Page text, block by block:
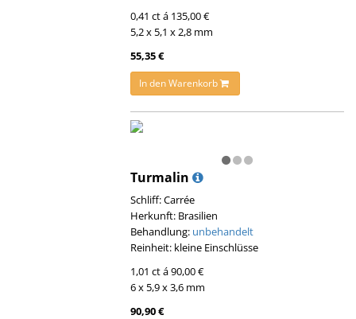
0,41 ct á 135,00 €
5,2 x 5,1 x 2,8 mm
55,35 €
In den Warenkorb
Turmalin
Schliff: Carrée
Herkunft: Brasilien
Behandlung: unbehandelt
Reinheit: kleine Einschlüsse
1,01 ct á 90,00 €
6 x 5,9 x 3,6 mm
90,90 €